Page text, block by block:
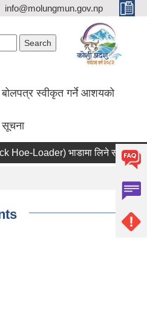
info@molungmun.gov.np
बोलपत्र स्वीकृत गर्ने आशयको
सूचना
Loader) भाडामा लिने सम्बन्धी सूचना